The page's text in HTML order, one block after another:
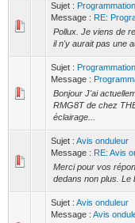
Sujet :
Message : RE:
Pollux. Je viens de
il n'y aurait pas une
Sujet :
Message :
Bonjour J'ai
RMG8T de chez
éclairage...
Sujet : Avis onduleur
Message : RE: Avis
Merci pour vos
dedans non plus. Le
Sujet : Avis onduleur
Message : Avis